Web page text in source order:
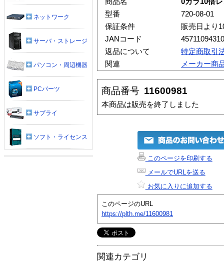
型番
720-08-01
保証条件
販売日より
JANコード
返品について
特定商取引
関連
メーカー商
商品番号 11600981
本商品は販売を終了しました
このページを印刷する
メールでURLを送る
お気に入りに追加する
このページのURL
https://plth.me/11600981
関連カテゴリ
ネットワーク
サーバ・ストレージ
パソコン・周辺機器
PCパーツ
サプライ
ソフト・ライセンス